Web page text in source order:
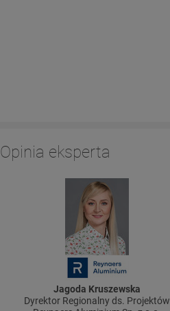
Opinia eksperta
Jagoda Kruszewska
Dyrektor Regionalny ds. Projektów